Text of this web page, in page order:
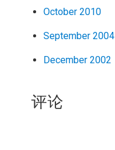
October 2010
September 2004
December 2002
评论